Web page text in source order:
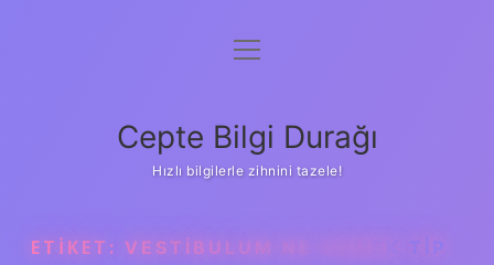
Anasayfa
Yasal Uyarı
menüyü
Cepte Bilgi Durağı
Hızlı bilgilerle zihnini tazele!
ETIKET: VESTIBULUM NE DEMEK TIP